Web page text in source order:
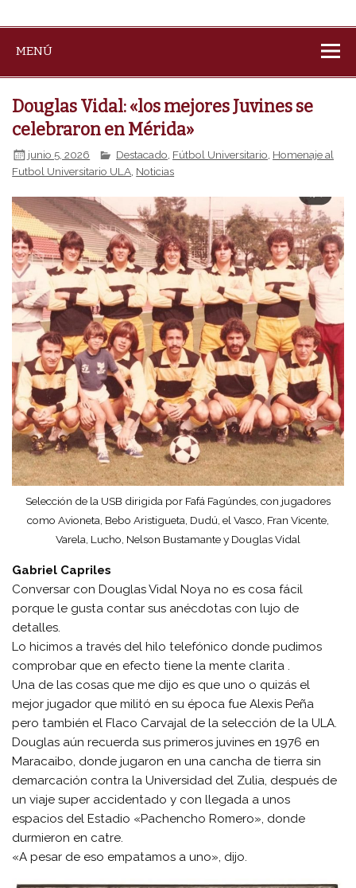
MENÚ
Douglas Vidal: «los mejores Juvines se
celebraron en Mérida»
junio 5, 2026 Destacado Fútbol Universitario Homenaje al
Futbol Universitario ULA, Noticias
Selección de la USB dirigida por Fafá Fagúndes, con jugadores
como Avioneta, Bebo Aristigueta, Dudú, el Vasco, Fran Vicente,
Varela, Lucho, Nelson Bustamante y Douglas Vidal
Gabriel Capriles
Conversar con Douglas Vidal Noya no es cosa fácil
porque le gusta contar sus anécdotas con lujo de
detalles.
Lo hicimos a través del hilo telefónico donde pudimos
comprobar que en efecto tiene la mente clarita .
Una de las cosas que me dijo es que uno o quizás el
mejor jugador que militó en su época fue Alexis Peña
pero también el Flaco Carvajal de la selección de la ULA.
Douglas aún recuerda sus primeros juvines en 1976 en
Maracaibo, donde jugaron en una cancha de tierra sin
demarcación contra la Universidad del Zulia, después de
un viaje super accidentado y con llegada a unos
espacios del Estadio «Pachencho Romero», donde
durmieron en catre.
«A pesar de eso empatamos a uno», dijo.